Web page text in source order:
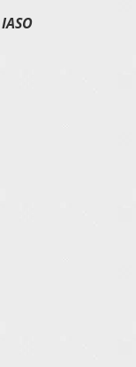
IASO